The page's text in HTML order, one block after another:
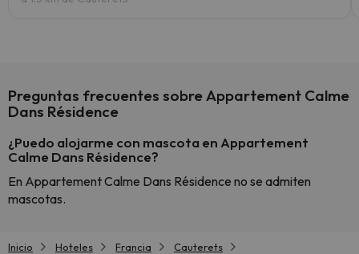
Preguntas frecuentes sobre Appartement Calme
Dans Résidence
¿Puedo alojarme con mascota en Appartement
Calme Dans Résidence?
En Appartement Calme Dans Résidence no se admiten
mascotas.
Inicio Hoteles Francia
Cauterets